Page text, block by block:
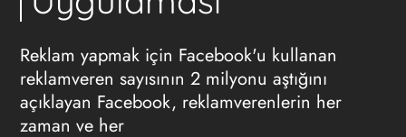
Reklam yapmak için Facebook'u kullanan
reklamveren sayısının 2 milyonu aştığını
açıklayan Facebook, reklamverenlerin her
zaman ve her